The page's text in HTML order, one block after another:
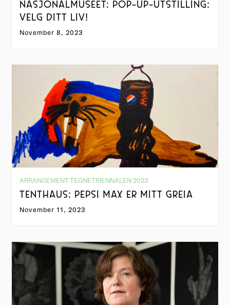
NASJONALMUSEET: POP-UP-UTSTILLING:
VELG DITT LIV!
November 8, 2023
ARRANGEMENT TEGNETRIENNALEN 2023
TENTHAUS: PEPSI MAX ER MITT GREIA
November 11, 2023